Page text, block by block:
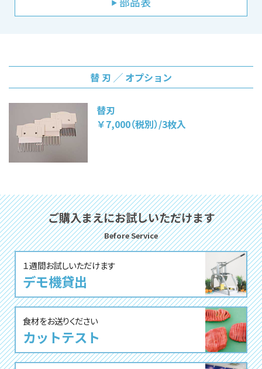
▶
替 刃 ╱ オプション
替刃
￥7,000（税別）/3枚入
ご購⼊まえにお試しいただけます
Before Service
１週間お試しいただけます
デモ機貸出
⾷材をお送りください
カットテスト